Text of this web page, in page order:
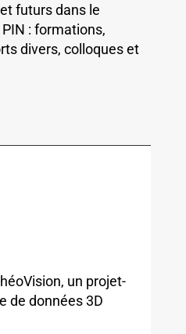
futurs dans le
: formations,
divers, colloques et
un projet-
de données 3D